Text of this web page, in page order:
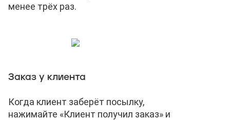
менее трёх раз.
Заказ у клиента
Когда клиент заберёт посылку,
нажимайте «Клиент получил заказ» и